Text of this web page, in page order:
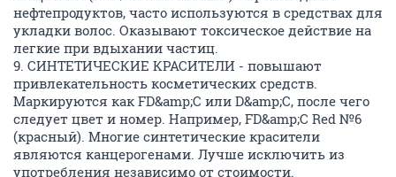
нефтепродуктов, часто используются в средствах для
укладки волос. Оказывают токсическое действие на
легкие при вдыхании частиц.
9. СИНТЕТИЧЕСКИЕ КРАСИТЕЛИ - повышают
привлекательность косметических средств.
Маркируются как FD&amp;C или D&amp;C, после чего
следует цвет и номер. Например, FD&amp;C Red №6
(красный). Многие синтетические красители
являются канцерогенами. Лучше исключить из
употребления независимо от стоимости.